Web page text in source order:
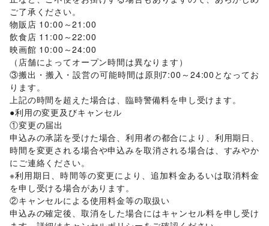
美容・コスメ・香水
ヘアサロン・ネイルサロン
エステ・美容サービス
女性用品・フェムテック
/その他美容・健康
エンタメ・ガジェット
PC・スマートフォン / スマホアクセサリー ガジェット /
ゲーム/アニメ/ コミック・マンガ/アイドル・芸能人
おもちゃ・ホビー /楽器・音楽機材/CD・DVD・本・雑誌
Webメディア・アプリ/テレビ・ドラマ
音楽・ライブ/演劇 占い 公営競技・宝くじ
/
その他エンタメ・ガジェット
アート・デザイン
絵画・書/写真・イラストレーション
その他アート・デザイン
レジャー・スポーツ
旅行・レジャー/キャンプ・アウトドア
バスケットボール/ゴルフ/その他レジャー・スポーツ
ご了承ください。
物販店 10:00～21:00
飲食店 11:00～22:00
映画館 10:00～24:00
（店舗によってオープン時間は異なります）
③搬出・搬入・設営の可能時間は原則7:00～24:00となってお
ります。
上記の時間を超えた場合は、臨時警備料を申し受けます。
●利用の変更及びキャンセル
①変更の届出
申込みの承諾を受けた場合、利用者の都合により、利用期日、
時間を変更される場合や申込みを取消される場合は、すみやか
にご連絡ください。
※利用期日、時間等の変更により、追加料金あるいは取消料金
を申し受ける場合があります。
②キャンセルによる使用料金等の取扱い
申込みの確定後、取消をした場合にはキャンセル料を申し受け